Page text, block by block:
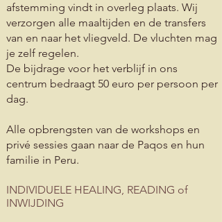
afstemming vindt in overleg plaats. Wij
verzorgen alle maaltijden en de transfers
van en naar het vliegveld. De vluchten mag
je zelf regelen.
De bijdrage voor het verblijf in ons
centrum bedraagt 50 euro per persoon per
dag.
Alle opbrengsten van de workshops en
privé sessies gaan naar de Paqos en hun
familie in Peru.
INDIVIDUELE HEALING, READING of
INWIJDING